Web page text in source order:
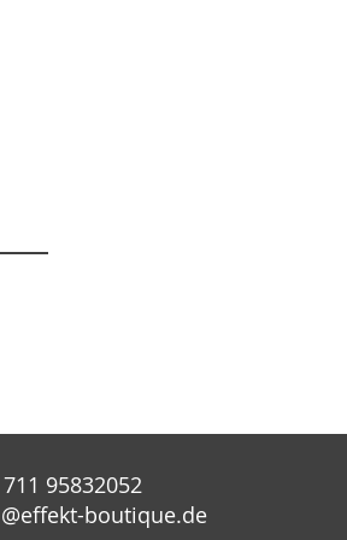
95832052
boutique.de